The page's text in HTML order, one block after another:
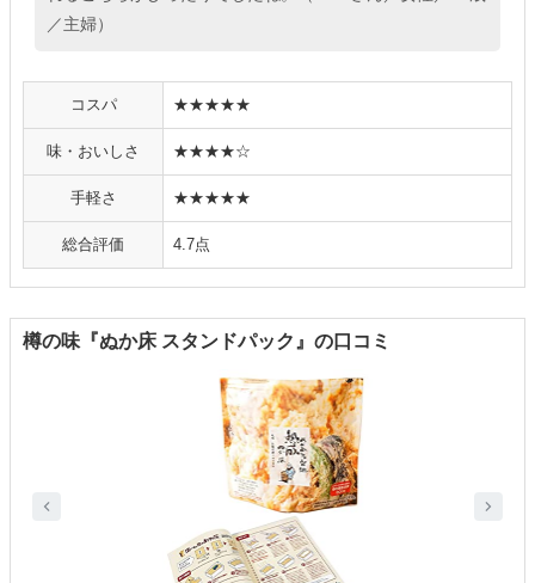
／主婦）
コスパ ★★★★★
味・おいしさ ★★★★☆
手軽さ ★★★★★
総合評価 4.7点
樽の味『ぬか床 スタンドパック』の口コミ